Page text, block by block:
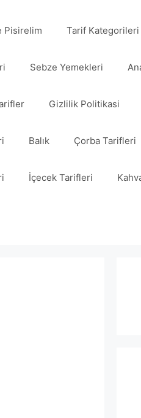
Pisirelim Tarif Kategorileri
Sebze Yemekleri
Gizlilik Politikasi
Balık Çorba Tarifleri
İçecek Tarifleri